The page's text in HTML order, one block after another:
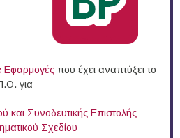
Eφαρμογές που έχει αναπτύξει το
για
και Συνοδευτικής Επιστολής
Σχεδίου